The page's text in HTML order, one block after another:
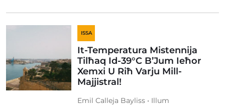
ISSA
It-Temperatura Mistennija
Tilħaq Id-39°C B’Jum Ieħor
Xemxi U Riħ Varju Mill-
Majjistral!
Emil Calleja Bayliss • Illum